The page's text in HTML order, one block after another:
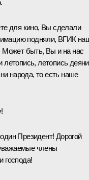
для кино, Вы сделали
подняли, ВГИК
Может быть, Вы и на нас
летопись
народа, то есть наше
Президент! Дорогой
члены
господа!